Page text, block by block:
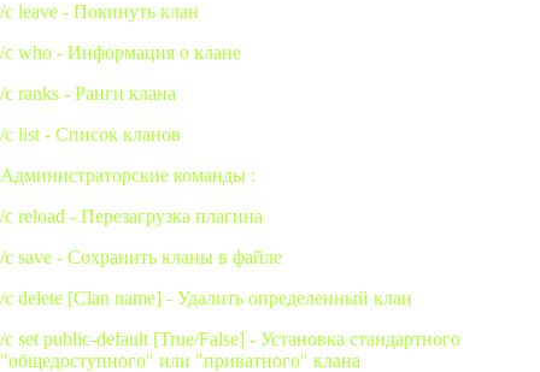
/c leave - Покинуть клан
/c who - Информация о клане
/c ranks - Ранги клана
/c list - Список кланов
Администраторские команды :
/c reload - Перезагрузка плагина
/c save - Сохранить кланы в файле
/c delete [Clan name] - Удалить определенный клан
/c set public-default [True/False] - Установка стандартного
"общедоступного" или "приватного" клана